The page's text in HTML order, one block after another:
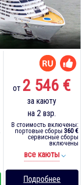
от 2 546 €
за каюту
на 2 взр.
В стоимость включены:
портовые сборы 360 €
сервисные сборы
включены
все каюты
Подробнее